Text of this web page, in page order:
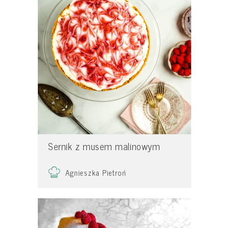
Sernik z musem malinowym
Agnieszka Pietroń